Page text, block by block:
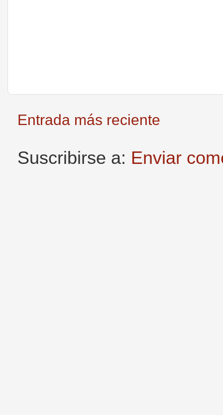
Entrada más reciente
Suscribirse a: Enviar